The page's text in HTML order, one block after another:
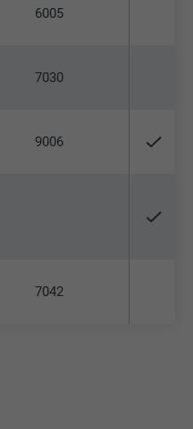
6005
7030
9006
7042